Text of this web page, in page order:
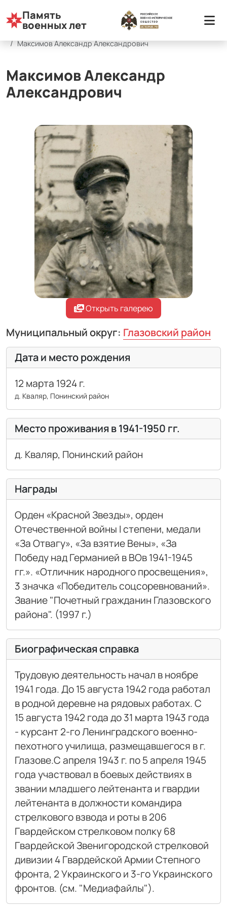
Память
военных лет
Список персоналий
Муниципальные округа
Глазовский район
Максимов Александр Александрович
Максимов Александр
Александрович
Открыть галерею
Открыть галерею
Муниципальный округ: Глазовский район
Дата и место рождения
12 марта 1924 г.
д. Кваляр, Понинский район
Место проживания в 1941-1950 гг.
д. Кваляр, Понинский район
Награды
Орден «Красной Звезды», орден
Отечественной войны I степени, медали
«За Отвагу», «За взятие Вены», «За
Победу над Германией в ВОв 1941-1945
гг.». «Отличник народного просвещения»,
3 значка «Победитель соцсоревнований».
Звание "Почетный гражданин Глазовского
района". (1997 г.)
Биографическая справка
Трудовую деятельность начал в ноябре
1941 года. До 15 августа 1942 года работал
в родной деревне на рядовых работах. С
15 августа 1942 года до 31 марта 1943 года
- курсант 2-го Ленинградского военно-
пехотного училища, размещавшегося в г.
Глазове.С апреля 1943 г. по 5 апреля 1945
года участвовал в боевых действиях в
звании младшего лейтенанта и гвардии
лейтенанта в должности командира
стрелкового взвода и роты в 206
Гвардейском стрелковом полку 68
Гвардейской Звенигородской стрелковой
дивизии 4 Гвардейской Армии Степного
фронта, 2 Украинского и 3-го Украинского
фронтов. (см. "Медиафайлы").